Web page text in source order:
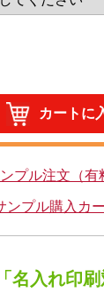
プル注文（有
ンプル購入カ
名入れ印刷